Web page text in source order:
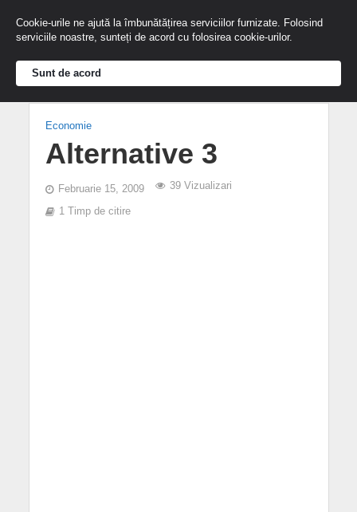
Economie
Alternative 3
Februarie 15, 2009 39 Vizualizari
1 Timp de citire
Cookie-urile ne ajută la îmbunătățirea serviciilor furnizate. Folosind
serviciile noastre, sunteți de acord cu folosirea cookie-urilor.
Sunt de acord